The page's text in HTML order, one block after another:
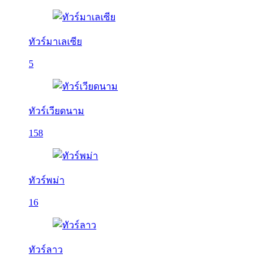
ทัวร์มาเลเซีย
5
ทัวร์เวียดนาม
158
ทัวร์พม่า
16
ทัวร์ลาว